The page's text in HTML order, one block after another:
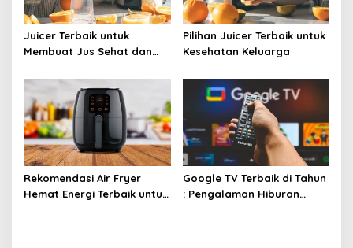
Juicer Terbaik untuk
Membuat Jus Sehat dan
Pilihan Juicer Terbaik untuk
Kesehatan Keluarga
Rekomendasi Air Fryer
Hemat Energi Terbaik untuk
Google TV Terbaik di Tahun
: Pengalaman Hiburan